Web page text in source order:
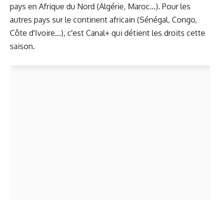
pays en Afrique du Nord (Algérie, Maroc...). Pour les
autres pays sur le continent africain (Sénégal, Congo,
Côte d'Ivoire...), c'est Canal+ qui détient les droits cette
saison.